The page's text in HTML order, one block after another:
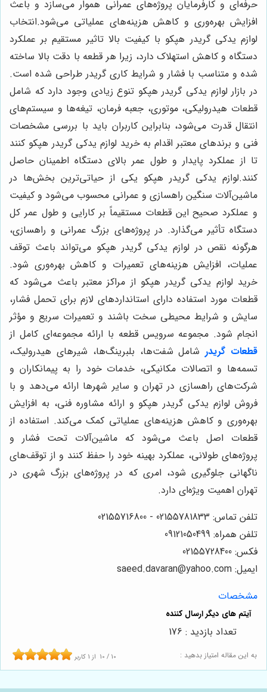
حرفه‌ای و کارفرمایان پروژه‌های عمرانی هموار می‌سازد و باعث
افزایش بهره‌وری و کاهش هزینه‌های عملیاتی می‌شود.انتخاب
لوازم يدكى گريدر هپكو با کیفیت بالا تاثیر مستقیم بر عملکرد
دستگاه و کاهش استهلاک دارد، زیرا هر قطعه با دقت بالا ساخته
شده و متناسب با فشار و شرایط کاری گریدر طراحی شده است.
در بازار لوازم يدكى گريدر هپكو تنوع زیادی وجود دارد که شامل
قطعات هیدرولیکی، موتوری، جعبه فرمان، تیغه‌ها و سیستم‌های
انتقال قدرت می‌شود، بنابراین کاربران باید با بررسی مشخصات
فنی و برندهای معتبر اقدام به خرید لوازم يدكى گريدر هپكو کنند
تا از عملکرد پایدار و طول عمر بالای دستگاه اطمینان حاصل
کنند.لوازم يدكى گريدر هپكو یکی از حیاتی‌ترین بخش‌ها در
ماشین‌آلات سنگین راهسازی و عمرانی محسوب می‌شود و کیفیت
و عملکرد صحیح این قطعات مستقیماً بر کارایی و طول عمر کل
دستگاه تأثیر می‌گذارد. در پروژه‌های بزرگ عمرانی و راهسازی،
هرگونه نقص در لوازم يدكى گريدر هپكو می‌تواند باعث توقف
عملیات، افزایش هزینه‌های تعمیرات و کاهش بهره‌وری شود.
خرید لوازم يدكى گريدر هپكو از مراکز معتبر باعث می‌شود که
قطعات مورد استفاده دارای استانداردهای لازم برای تحمل فشار،
سایش و شرایط محیطی سخت باشند و تعمیرات سریع و مؤثر
انجام شود. مجموعه سرویس قطعه با ارائه مجموعه‌ای کامل از
قطعات گريدرشامل شفت‌ها، بلبرینگ‌ها، شیرهای هیدرولیک،
تسمه‌ها و اتصالات مکانیکی، خدمات خود را به پیمانکاران و
شرکت‌های راهسازی در تهران و سایر شهرها ارائه می‌دهد و با
فروش لوازم يدكى گريدر هپكو و ارائه مشاوره فنی، به افزایش
بهره‌وری و کاهش هزینه‌های عملیاتی کمک می‌کند. استفاده از
قطعات اصل باعث می‌شود که ماشین‌آلات تحت فشار و
پروژه‌های طولانی، عملکرد بهینه خود را حفظ کنند و از توقف‌های
ناگهانی جلوگیری شود، امری که در پروژه‌های بزرگ شهری در
تهران اهمیت ویژه‌ای دارد.
تلفن تماس: 02155781833 - 02155716800
تلفن همراه: 09121050499
فکس: 02155728400
ایمیل: saeed.davaran@yahoo.com
مشخصات
به این مقاله امتیاز بدهید : 10 / 10 از 1 کاربر
تعداد بازدید : 176